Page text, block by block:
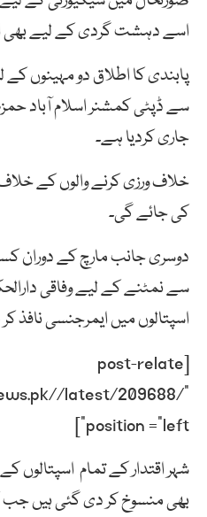
اسے دہشت گردی کے لیے بھی
پابندی کا اطلاق دو مہینوں
سے ڈپٹی کمشنر اسلام آباد
جاری کردیا ہے۔
کی جائے گی۔
دوسری جانب مارچ کے دوران
سے نمٹنے کے لیے وفاقی
اسپتالوں میں ایمرجنسی نافذ
[post-relate
latest/209688/”
position =”left”]
شہر اقتدار کے تمام اسپتالوں
بھی منسوخ کر دی گئی ہیں جب